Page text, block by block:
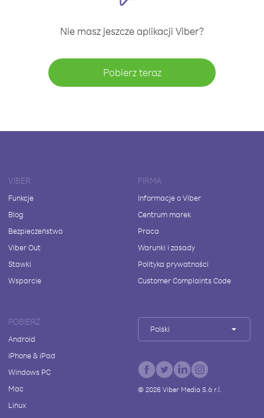
Nie masz jeszcze aplikacji Viber?
Pobierz teraz
VIBER
Funkcje
Blog
Bezpieczeństwo
Viber Out
Stawki
Wsparcie
FIRMA
Informacje o Viber
Centrum marek
Praca
Warunki i zasady
Polityka prywatności
Customer Complaints Code
POBIERZ
Android
iPhone & iPad
Windows PC
Mac
Linux
Polski
© 2026Viber Media S.à r.l.